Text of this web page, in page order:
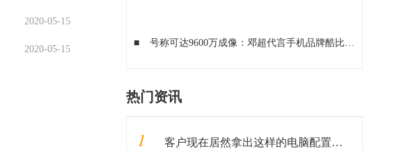
2020-05-15
2020-05-15
■ 号称可达9600万成像：邓超代言手机品牌酷比发布koobee F2 Plus
热门资讯
1 客户现在居然拿出这样的电脑配置单给我装机，哪里有这货哦？